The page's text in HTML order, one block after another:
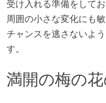
受け入れる準備をして
周囲の小さな変化にも
チャンスを逃さないよ
す。
満開の梅の